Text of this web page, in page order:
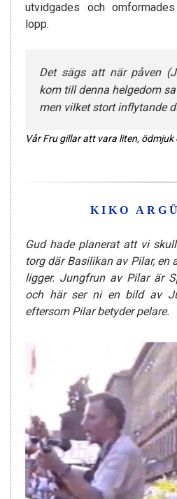
utvidgades och
lopp.
Det sägs att när påven
kom till denna helgedom
men vilket stort inflytande
Vår Fru gillar att vara liten, ödmjuk
KIKO
Gud hade planerat att vi
torg där Basilikan av Pilar, en
ligger. Jungfrun av Pilar är
och här ser ni en bild av
eftersom Pilar betyder pelare.